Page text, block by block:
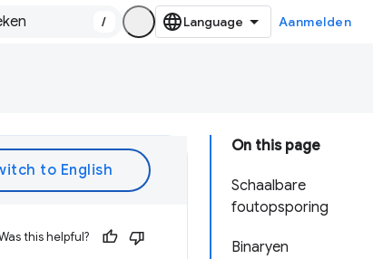
/ Aanmelden
On this page
Schaalbare
foutopsporing
Binaryen
this helpful?